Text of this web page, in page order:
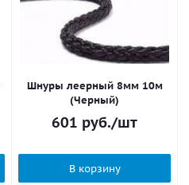
Шнуры леерный 8мм 10м
(Черный)
601 руб./шт
В корзину